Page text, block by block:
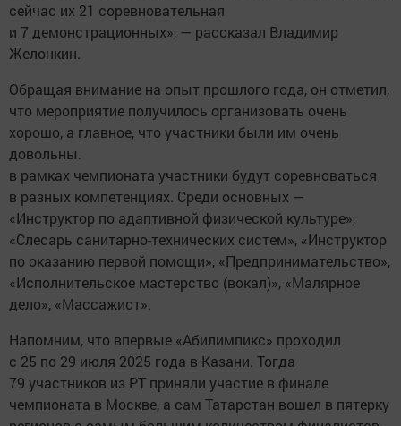
сейчас их 21 соревновательная
и 7 демонстрационных», — рассказал Владимир
Желонкин.
Обращая внимание на опыт прошлого года, он отметил,
что мероприятие получилось организовать очень
хорошо, а главное, что участники были им очень
довольны.
в рамках чемпионата участники будут соревноваться
в разных компетенциях. Среди основных —
«Инструктор по адаптивной физической культуре»,
«Слесарь санитарно-технических систем», «Инструктор
по оказанию первой помощи», «Предпринимательство»,
«Исполнительское мастерство (вокал)», «Малярное
дело», «Массажист».
Напомним, что впервые «Абилимпикс» проходил
с 25 по 29 июля 2025 года в Казани. Тогда
79 участников из РТ приняли участие в финале
чемпионата в Москве, а сам Татарстан вошел в пятерку